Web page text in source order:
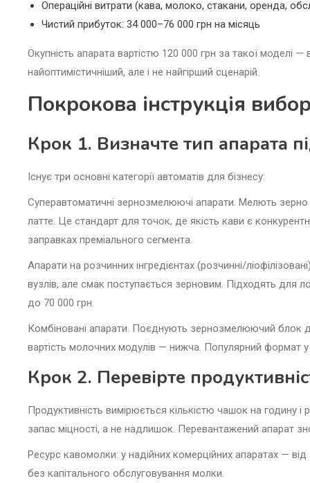
Операційні витрати (кава, молоко, стакани, оренда,
Чистий прибуток: 34 000–76 000 грн на місяць
Окупність апарата вартістю 120 000 грн за такої моделі
найоптимістичніший, але і не найгірший сценарій.
Покрокова інструкція
Крок 1. Визначте тип апарата
Існує три основні категорії автоматів для бізнесу:
Суперавтоматичні зернозмелюючі апарати. Мелють
латте. Це стандарт для точок, де якість кави є
заправках преміального сегмента.
Апарати на розчинних інгредієнтах (розчинні/
вузлів, але смак поступається зерновим. Підходять для
до 70 000 грн.
Комбіновані апарати. Поєднують зернозмелюючий блок
вартість молочних модулів — нижча. Популярний формат
Крок 2. Перевірте
Продуктивність вимірюється кількістю чашок на
запас міцності, а не надлишок. Перевантажений апарат
Ресурс кавомолки: у надійних комерційних апаратах —
без капітального обслуговування молки.